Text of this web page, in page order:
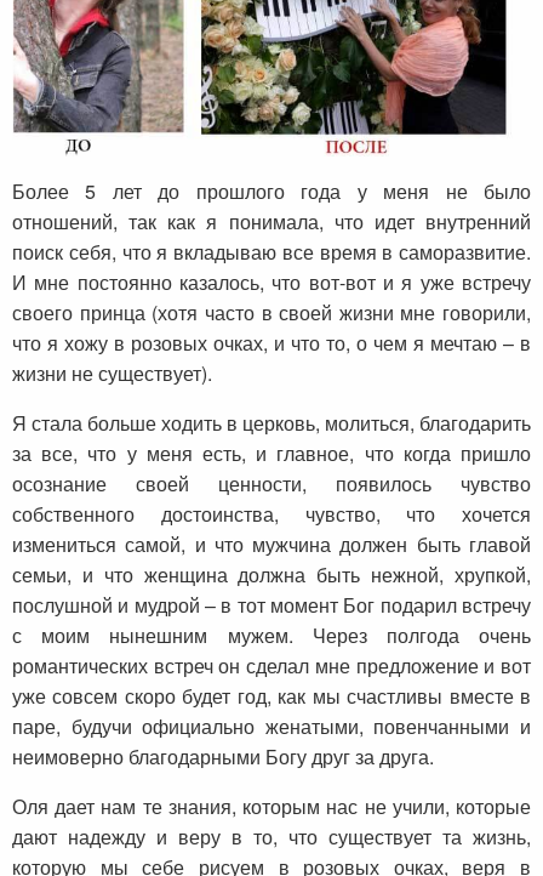
Более 5 лет до прошлого года у меня не было
отношений, так как я понимала, что идет внутренний
поиск себя, что я вкладываю все время в саморазвитие.
И мне постоянно казалось, что вот-вот и я уже встречу
своего принца (хотя часто в своей жизни мне говорили,
что я хожу в розовых очках, и что то, о чем я мечтаю – в
жизни не существует).
Я стала больше ходить в церковь, молиться, благодарить
за все, что у меня есть, и главное, что когда пришло
осознание своей ценности, появилось чувство
собственного достоинства, чувство, что хочется
измениться самой, и что мужчина должен быть главой
семьи, и что женщина должна быть нежной, хрупкой,
послушной и мудрой – в тот момент Бог подарил встречу
с моим нынешним мужем. Через полгода очень
романтических встреч он сделал мне предложение и вот
уже совсем скоро будет год, как мы счастливы вместе в
паре, будучи официально женатыми, повенчанными и
неимоверно благодарными Богу друг за друга.
Оля дает нам те знания, которым нас не учили, которые
дают надежду и веру в то, что существует та жизнь,
которую мы себе рисуем в розовых очках, веря в